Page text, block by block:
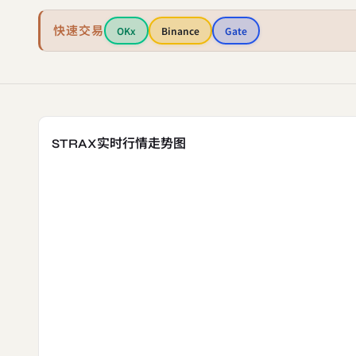
快速交易 OKx Binance Gate
STRAX实时行情走势图